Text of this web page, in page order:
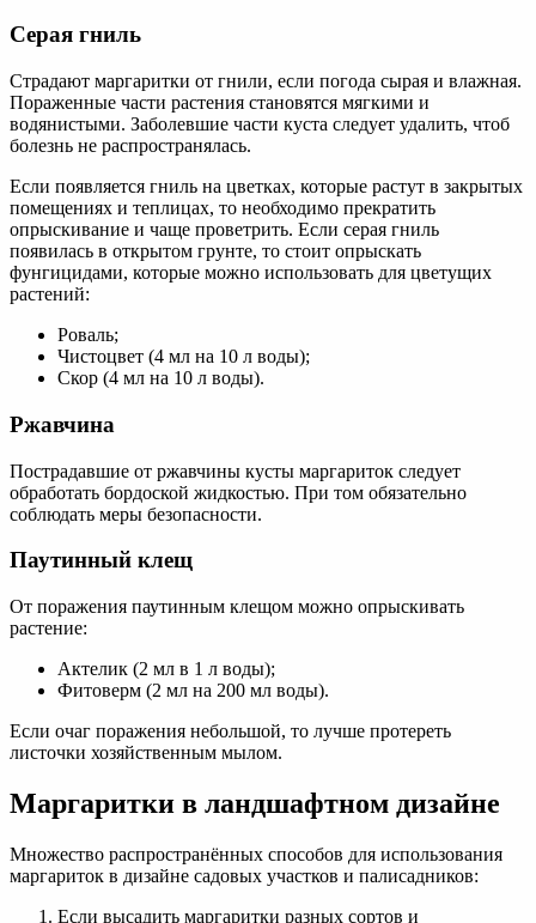
Серая гниль
Страдают маргаритки от гнили, если погода сырая и влажная.
Пораженные части растения становятся мягкими и
водянистыми. Заболевшие части куста следует удалить, чтоб
болезнь не распространялась.
Если появляется гниль на цветках, которые растут в закрытых
помещениях и теплицах, то необходимо прекратить
опрыскивание и чаще проветрить. Если серая гниль
появилась в открытом грунте, то стоит опрыскать
фунгицидами, которые можно использовать для цветущих
растений:
Роваль;
Чистоцвет (4 мл на 10 л воды);
Скор (4 мл на 10 л воды).
Ржавчина
Пострадавшие от ржавчины кусты маргариток следует
обработать бордоской жидкостью. При том обязательно
соблюдать меры безопасности.
Паутинный клещ
От поражения паутинным клещом можно опрыскивать
растение:
Актелик (2 мл в 1 л воды);
Фитоверм (2 мл на 200 мл воды).
Если очаг поражения небольшой, то лучше протереть
листочки хозяйственным мылом.
Маргаритки в ландшафтном дизайне
Множество распространённых способов для использования
маргариток в дизайне садовых участков и палисадников:
Если высадить маргаритки разных сортов и